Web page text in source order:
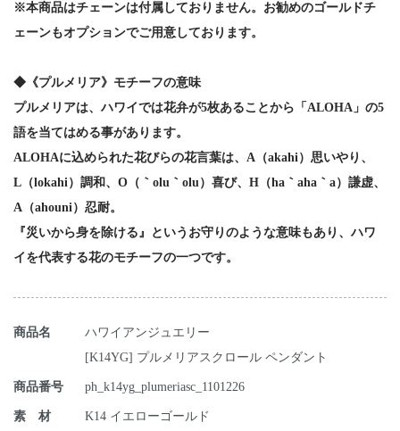
※本商品はチェーンは付属しておりません。お勧めのゴールドチ
ェーンもオプションでご用意しております。
◆《プルメリア》モチーフの意味
プルメリアは、ハワイでは花弁が5枚あることから「ALOHA」の5
語を当てはめる事があります。
ALOHAに込められた花びらの花言葉は、A（akahi）思いやり、
L（lokahi）調和、O（｀olu｀olu）喜び、H（ha｀aha｀a）謙虚、
A（ahouni）忍耐。
『災いから身を除ける』というお守りのような意味もあり、ハワ
イを代表する花のモチーフの一つです。
商品名
ハワイアンジュエリー
[K14YG] プルメリアスクロール ペンダント
商品番号 ph_k14yg_plumeriasc_1101226
素 材 K14 イエローゴールド